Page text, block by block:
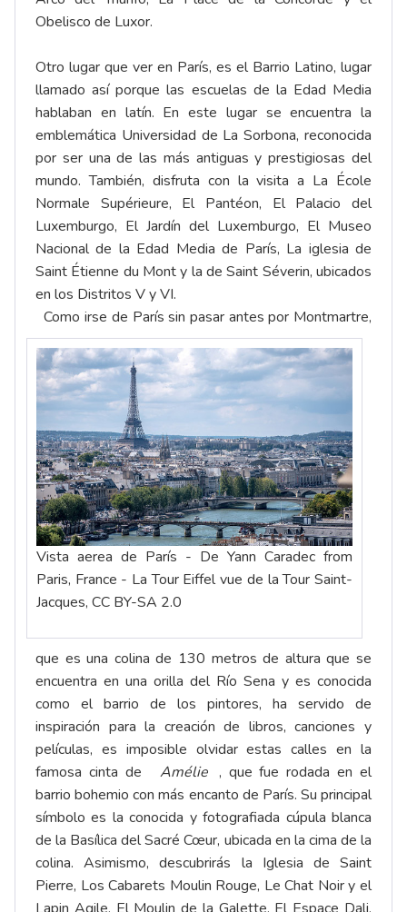
Obelisco de Luxor.
Otro lugar que ver en París, es el Barrio Latino, lugar
llamado así porque las escuelas de la Edad Media
hablaban en latín. En este lugar se encuentra la
emblemática Universidad de La Sorbona, reconocida
por ser una de las más antiguas y prestigiosas del
mundo. También, disfruta con la visita a La École
Normale Supérieure, El Pantéon, El Palacio del
Luxemburgo, El Jardín del Luxemburgo, El Museo
Nacional de la Edad Media de París, La iglesia de
Saint Étienne du Mont y la de Saint Séverin, ubicados
en los Distritos V y VI.
Vista aerea de París - De Yann Caradec from
Paris, France - La Tour Eiffel vue de la Tour Saint-
Jacques, CC BY-SA 2.0
Como irse de París sin pasar antes por Montmartre,
que es una colina de 130 metros de altura que se
encuentra en una orilla del Río Sena y es conocida
como el barrio de los pintores, ha servido de
inspiración para la creación de libros, canciones y
películas, es imposible olvidar estas calles en la
famosa cinta de
Amélie , que fue rodada en el
barrio bohemio con más encanto de París. Su principal
símbolo es la conocida y fotografiada cúpula blanca
de la Basílica del Sacré Cœur, ubicada en la cima de la
colina. Asimismo, descubrirás la Iglesia de Saint
Pierre, Los Cabarets Moulin Rouge, Le Chat Noir y el